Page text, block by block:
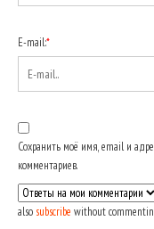
E-mail:*
Сохранить моё имя, email и
комментариев.
also subscribe without